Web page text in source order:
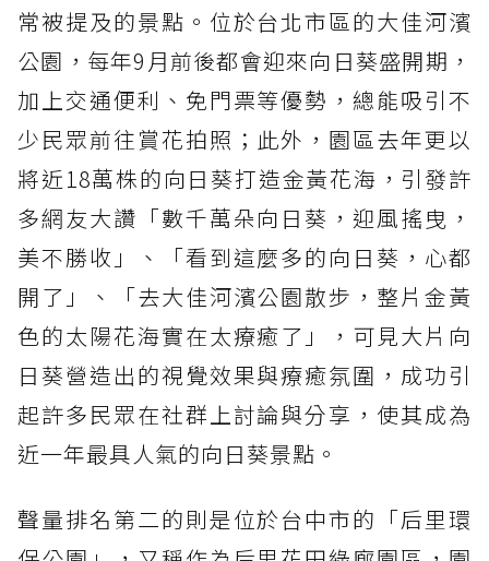
常被提及的景點。位於台北市區的大佳河濱
公園，每年9月前後都會迎來向日葵盛開期，
加上交通便利、免門票等優勢，總能吸引不
少民眾前往賞花拍照；此外，園區去年更以
將近18萬株的向日葵打造金黃花海，引發許
多網友大讚「數千萬朵向日葵，迎風搖曳，
美不勝收」、「看到這麼多的向日葵，心都
開了」、「去大佳河濱公園散步，整片金黃
色的太陽花海實在太療癒了」，可見大片向
日葵營造出的視覺效果與療癒氛圍，成功引
起許多民眾在社群上討論與分享，使其成為
近一年最具人氣的向日葵景點。
聲量排名第二的則是位於台中市的「后里環